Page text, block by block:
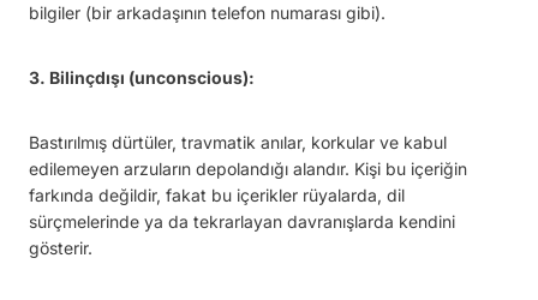
bilgiler (bir arkadaşının telefon numarası gibi).
3. Bilinçdışı (unconscious):
Bastırılmış dürtüler, travmatik anılar, korkular ve kabul
edilemeyen arzuların depolandığı alandır. Kişi bu içeriğin
farkında değildir, fakat bu içerikler rüyalarda, dil
sürçmelerinde ya da tekrarlayan davranışlarda kendini
gösterir.